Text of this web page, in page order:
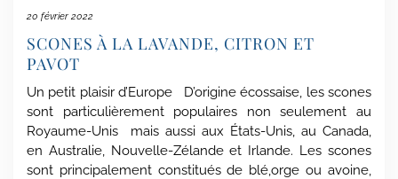
20 février 2022
SCONES À LA LAVANDE, CITRON ET
PAVOT
Un petit plaisir d’Europe D’origine écossaise, les scones
sont particulièrement populaires non seulement au
Royaume-Unis mais aussi aux États-Unis, au Canada,
en Australie, Nouvelle-Zélande et Irlande. Les scones
sont principalement constitués de blé,orge ou avoine,